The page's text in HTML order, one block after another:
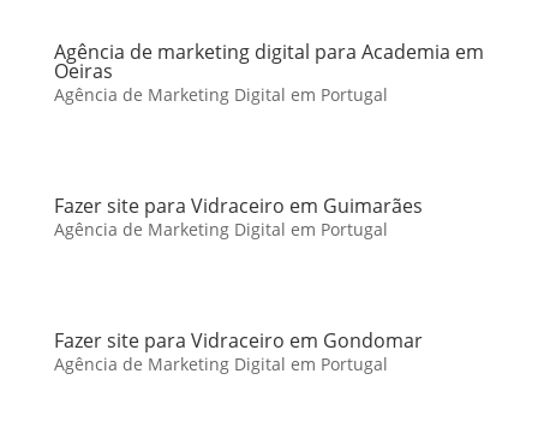
Agência de marketing digital para Academia em
Oeiras
Agência de Marketing Digital em Portugal
Fazer site para Vidraceiro em Guimarães
Agência de Marketing Digital em Portugal
Fazer site para Vidraceiro em Gondomar
Agência de Marketing Digital em Portugal